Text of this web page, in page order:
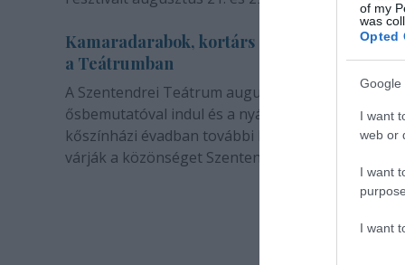
of my
was
Opted
Google
I want
web or
I want
I want
Kamaradarabok, kortárs drámák,
a Teátrumban
A Szentendrei Teátrum augusztusban két
ősbemutatóval indul és a nyár végével sem zárul.
kőszínházi évadban további bemutatók és
várják a közönséget Szentendrén.